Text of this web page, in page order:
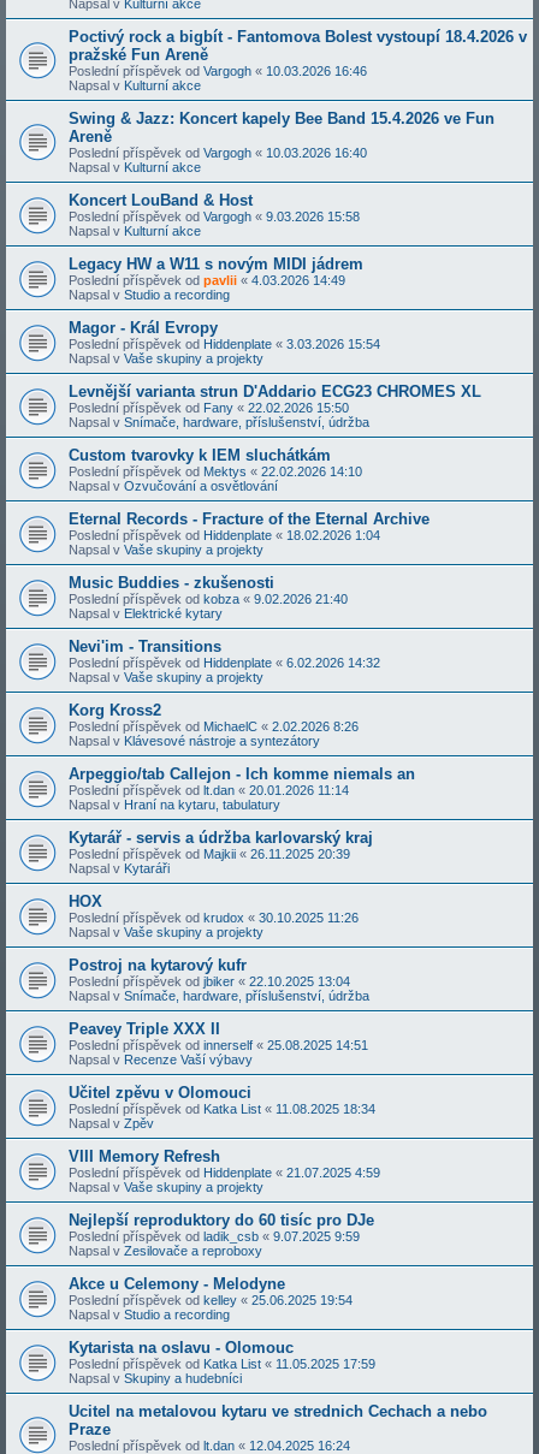
Napsal v Kulturní akce
Poctivý rock a bigbít - Fantomova Bolest vystoupí 18.4.2026 v
pražské Fun Areně
Poslední příspěvek od Vargogh « 10.03.2026 16:46
Napsal v Kulturní akce
Swing & Jazz: Koncert kapely Bee Band 15.4.2026 ve Fun
Areně
Poslední příspěvek od Vargogh « 10.03.2026 16:40
Napsal v Kulturní akce
Koncert LouBand & Host
Poslední příspěvek od Vargogh « 9.03.2026 15:58
Napsal v Kulturní akce
Legacy HW a W11 s novým MIDI jádrem
Poslední příspěvek od pavlii « 4.03.2026 14:49
Napsal v Studio a recording
Magor - Král Evropy
Poslední příspěvek od Hiddenplate « 3.03.2026 15:54
Napsal v Vaše skupiny a projekty
Levnější varianta strun D'Addario ECG23 CHROMES XL
Poslední příspěvek od Fany « 22.02.2026 15:50
Napsal v Snímače, hardware, příslušenství, údržba
Custom tvarovky k IEM sluchátkám
Poslední příspěvek od Mektys « 22.02.2026 14:10
Napsal v Ozvučování a osvětlování
Eternal Records - Fracture of the Eternal Archive
Poslední příspěvek od Hiddenplate « 18.02.2026 1:04
Napsal v Vaše skupiny a projekty
Music Buddies - zkušenosti
Poslední příspěvek od kobza « 9.02.2026 21:40
Napsal v Elektrické kytary
Nevi'im - Transitions
Poslední příspěvek od Hiddenplate « 6.02.2026 14:32
Napsal v Vaše skupiny a projekty
Korg Kross2
Poslední příspěvek od MichaelC « 2.02.2026 8:26
Napsal v Klávesové nástroje a syntezátory
Arpeggio/tab Callejon - Ich komme niemals an
Poslední příspěvek od lt.dan « 20.01.2026 11:14
Napsal v Hraní na kytaru, tabulatury
Kytarář - servis a údržba karlovarský kraj
Poslední příspěvek od Majkii « 26.11.2025 20:39
Napsal v Kytaráři
HOX
Poslední příspěvek od krudox « 30.10.2025 11:26
Napsal v Vaše skupiny a projekty
Postroj na kytarový kufr
Poslední příspěvek od jbiker « 22.10.2025 13:04
Napsal v Snímače, hardware, příslušenství, údržba
Peavey Triple XXX II
Poslední příspěvek od innerself « 25.08.2025 14:51
Napsal v Recenze Vaší výbavy
Učitel zpěvu v Olomouci
Poslední příspěvek od Katka List « 11.08.2025 18:34
Napsal v Zpěv
VIII Memory Refresh
Poslední příspěvek od Hiddenplate « 21.07.2025 4:59
Napsal v Vaše skupiny a projekty
Nejlepší reproduktory do 60 tisíc pro DJe
Poslední příspěvek od ladik_csb « 9.07.2025 9:59
Napsal v Zesilovače a reproboxy
Akce u Celemony - Melodyne
Poslední příspěvek od kelley « 25.06.2025 19:54
Napsal v Studio a recording
Kytarista na oslavu - Olomouc
Poslední příspěvek od Katka List « 11.05.2025 17:59
Napsal v Skupiny a hudebníci
Ucitel na metalovou kytaru ve strednich Cechach a nebo
Praze
Poslední příspěvek od lt.dan « 12.04.2025 16:24